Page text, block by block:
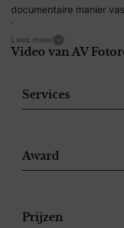
documentaire manier
is.
Wij, Axel & Vivian van
hoe belangrijk het is om
nooit meer los te laten.
vol vertrouwen maar
ontmoeten en jullie
geïnspireerd zijn door
contact met ons op.
jullie vragen te
Lees meer
Video van AV
Services
Award
Prijzen